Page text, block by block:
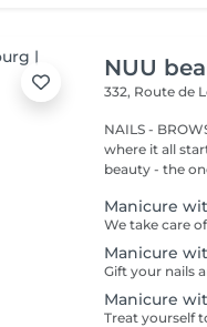
NUU
332, Route de
NAILS -
where it all
beauty - the
Manicure
Manicure
Manicure